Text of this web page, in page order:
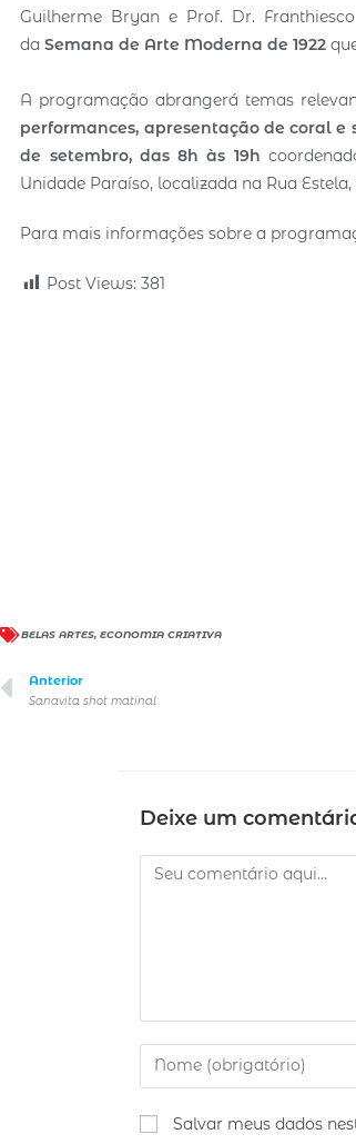
Guilherme Bryan e Prof. Dr.
daSemana de Arte Moderna de 1922
A programação abrangerá temas
performances, apresentação de coral e
de setembro, das 8h às 19h
Unidade Paraíso, localizada na Rua
Para mais informações sobre a
Post Views: 381
BELAS ARTES, ECONOMIA CRIATIVA
Anterior
Sanavita shot matinal
Deixe um
Salvar meus dados